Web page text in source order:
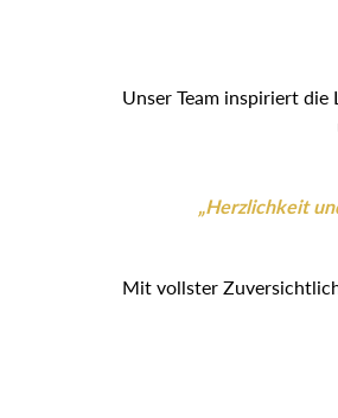
Unser Team inspiriert die
„Herzlichkeit
Mit vollster